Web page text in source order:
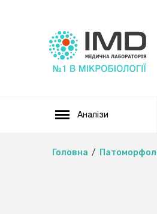
Аналізи
Головна